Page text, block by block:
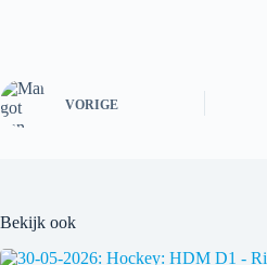
VORIGE
Bekijk ook